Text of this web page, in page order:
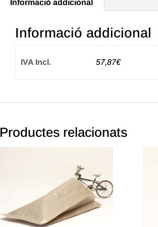
Informació addicional
Informació addicional
IVA Incl. 57,87€
Productes relacionats